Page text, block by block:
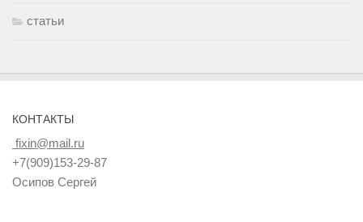
статьи
КОНТАКТЫ
fixin@mail.ru
+7(909)153-29-87
Осипов Сергей